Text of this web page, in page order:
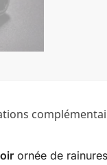
ornée de